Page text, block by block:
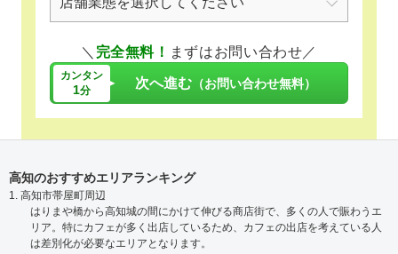
＼ 完全無料！ まずはお問い合わせ／
カンタン
1分 次へ進む （お問い合わせ無料）
高知のおすすめエリアランキング
1. 高知市帯屋町周辺
はりまや橋から高知城の間にかけて伸びる商店街で、多くの人で賑わうエ
リア。特にカフェが多く出店しているため、カフェの出店を考えている人
は差別化が必要なエリアとなります。